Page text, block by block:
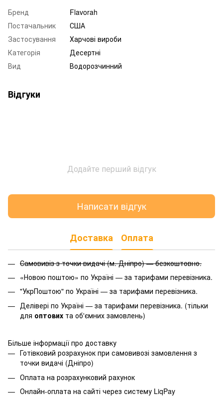
Бренд
Flavorah
Постачальник
США
Застосування
Харчові вироби
Категорія
Десертні
Вид
Водорозчинний
Відгуки
Додайте перший відгук
Написати відгук
Доставка Оплата
Самовивіз з точки видачі (м. Дніпро) — безкоштовно.
«Новою поштою» по Україні — за тарифами перевізника.
"УкрПоштою" по Україні — за тарифами перевізника.
Делівері по Україні — за тарифами перевізника. (тільки
для оптових та об'ємних замовлень)
Більше інформації про доставку
Готівковий розрахунок при самовивозі замовлення з
точки видачі (Дніпро)
Оплата на розрахунковий рахунок
Онлайн-оплата на сайті через систему LiqPay